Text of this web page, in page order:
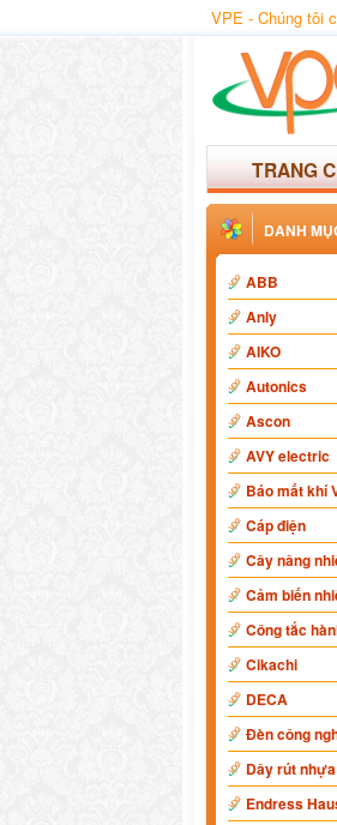
VPE - Chúng tôi
TRANG
DANH
ABB
Anly
AIKO
Autonics
Ascon
AVY electric
Báo mất khí
Cáp điện
Cây nâng
Cảm biến
Công tắc
Cikachi
DECA
Đèn công
Dây rút nhựa
Endress